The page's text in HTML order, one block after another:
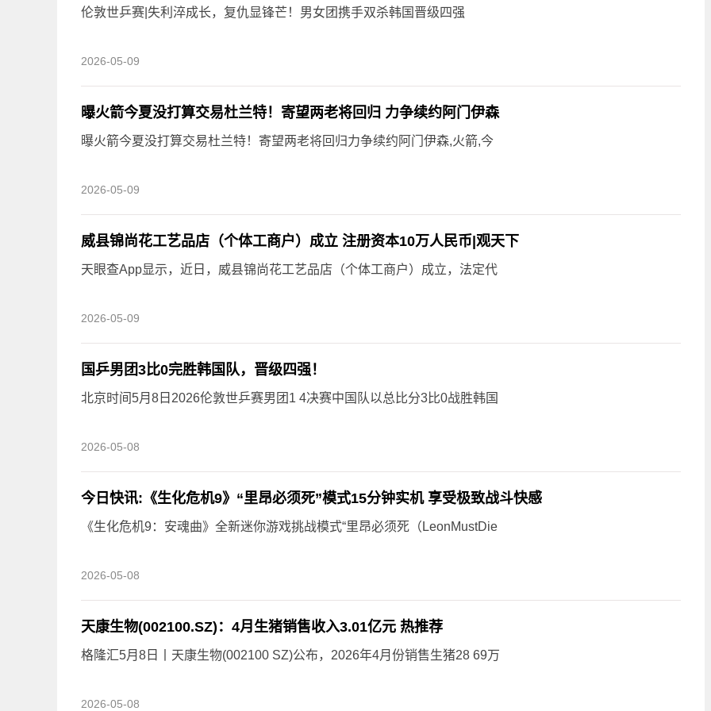
伦敦世乒赛|失利淬成长，复仇显锋芒！男女团携手双杀韩国晋级四强
2026-05-09
曝火箭今夏没打算交易杜兰特！寄望两老将回归 力争续约阿门伊森
曝火箭今夏没打算交易杜兰特！寄望两老将回归力争续约阿门伊森,火箭,今
2026-05-09
威县锦尚花工艺品店（个体工商户）成立 注册资本10万人民币|观天下
天眼查App显示，近日，威县锦尚花工艺品店（个体工商户）成立，法定代
2026-05-09
国乒男团3比0完胜韩国队，晋级四强！
北京时间5月8日2026伦敦世乒赛男团1 4决赛中国队以总比分3比0战胜韩国
2026-05-08
今日快讯:《生化危机9》“里昂必须死”模式15分钟实机 享受极致战斗快感
《生化危机9：安魂曲》全新迷你游戏挑战模式“里昂必须死（LeonMustDie
2026-05-08
天康生物(002100.SZ)：4月生猪销售收入3.01亿元 热推荐
格隆汇5月8日丨天康生物(002100 SZ)公布，2026年4月份销售生猪28 69万
2026-05-08